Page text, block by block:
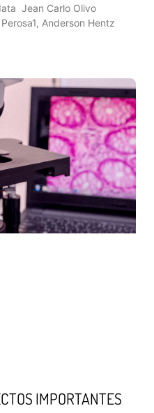
Jean Carlo Olivo
Anderson Hentz
IMPORTANTES